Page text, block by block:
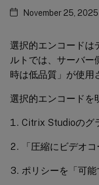
November 25, 2025
選択的エンコードは
ルトでは、サーバー
時は低品質」が使用
選択的エンコードを
Citrix Studioのグ
「圧縮にビデオ
ポリシーを「可能